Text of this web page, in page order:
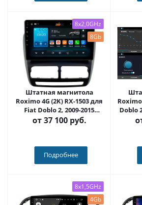
8x2,0GHz
8Gb
Штатная магнитола
Roximo 4G (2K) RX-1503 для
Fiat Doblo 2, 2009-2015
(Android 13)
от37 100 руб.
Подробнее
Doblo
8x1,5GHz
4Gb